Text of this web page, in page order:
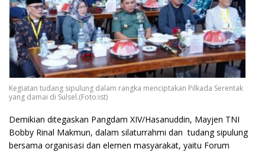
Kegiatan tudang sipulung dalam rangka menciptakan Pilkada Serentak
yang damai di Sulsel.(Foto:ist)
Demikian ditegaskan Pangdam XIV/Hasanuddin, Mayjen TNI
Bobby Rinal Makmun, dalam silaturrahmi dan tudang sipulung
bersama organisasi dan elemen masyarakat, yaitu Forum